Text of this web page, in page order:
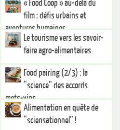
« Food Coop » au-delà du
film : défis urbains et
aventures humaines
Le tourisme vers les savoir-
faire agro-alimentaires
Food pairing (2/3) : la
“science” des accords
mets-vins
Alimentation en quête de
“sciensationnel” !